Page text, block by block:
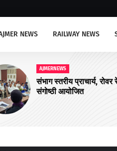
NEWS RAILWAY NEWS
रोवर रेंजर लीडर